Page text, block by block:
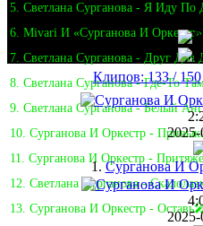
5. Светлана Сурганова - Я Иду По
6. Mivari И «Сурганова И
7. Светлана Сурганова - Друг Для
8. Светлана Сурганова - Где-То
9. Светлана Сурганова - Белый
10. Сурганова И Оркестр -
11. Сурганова И Оркестр -
12. Светлана Сурганова -
13. Сурганова И Оркестр -
Клипов: 133 / 150
1.Сурганова И